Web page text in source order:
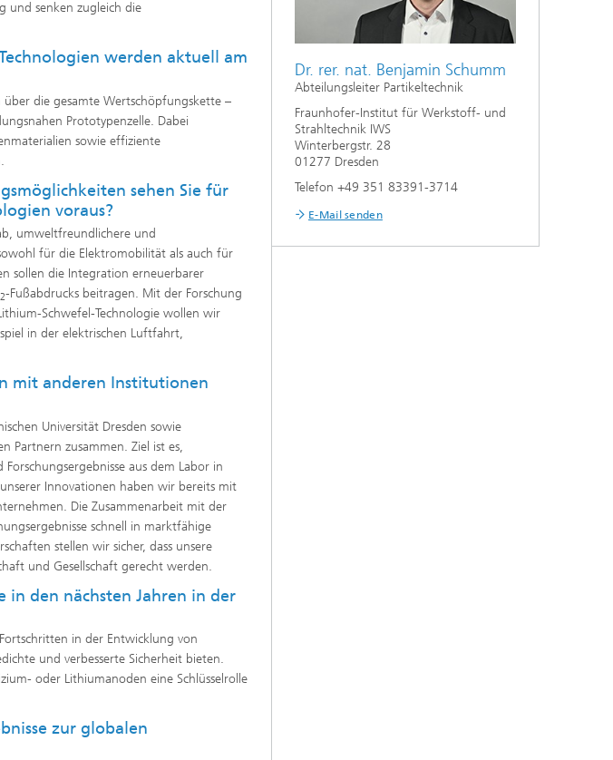
®
und senken zugleich die
werden aktuell am
über die gesamte Wertschöpfungskette –
Prototypenzelle. Dabei
sowie effiziente
sehen Sie für
voraus?
umweltfreundlichere und
für die Elektromobilität als auch für
sollen die Integration erneuerbarer
2-Fußabdrucks beitragen. Mit der Forschung
Schwefel-Technologie wollen wir
in der elektrischen Luftfahrt,
mit anderen Institutionen
Universität Dresden sowie
Partnern zusammen. Ziel ist es,
aus dem Labor in
Innovationen haben wir bereits mit
Die Zusammenarbeit mit der
schnell in marktfähige
stellen wir sicher, dass unsere
und Gesellschaft gerecht werden.
in den nächsten Jahren in der
in der Entwicklung von
und verbesserte Sicherheit bieten.
oder Lithiumanoden eine Schlüsselrolle
zur globalen
Dr. rer. nat. Benjamin Schumm
Abteilungsleiter Partikeltechnik
Fraunhofer-Institut für Werkstoff- und
Strahltechnik IWS
Winterbergstr. 28
01277 Dresden
Telefon +49 351 83391-3714
E-Mail senden